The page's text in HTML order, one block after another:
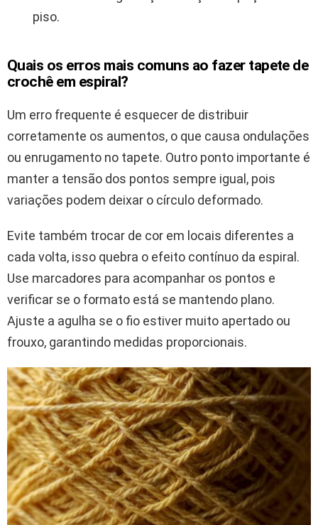
piso.
Quais os erros mais comuns ao fazer tapete de
crochê em espiral?
Um erro frequente é esquecer de distribuir
corretamente os aumentos, o que causa ondulações
ou enrugamento no tapete. Outro ponto importante é
manter a tensão dos pontos sempre igual, pois
variações podem deixar o círculo deformado.
Evite também trocar de cor em locais diferentes a
cada volta, isso quebra o efeito contínuo da espiral.
Use marcadores para acompanhar os pontos e
verificar se o formato está se mantendo plano.
Ajuste a agulha se o fio estiver muito apertado ou
frouxo, garantindo medidas proporcionais.